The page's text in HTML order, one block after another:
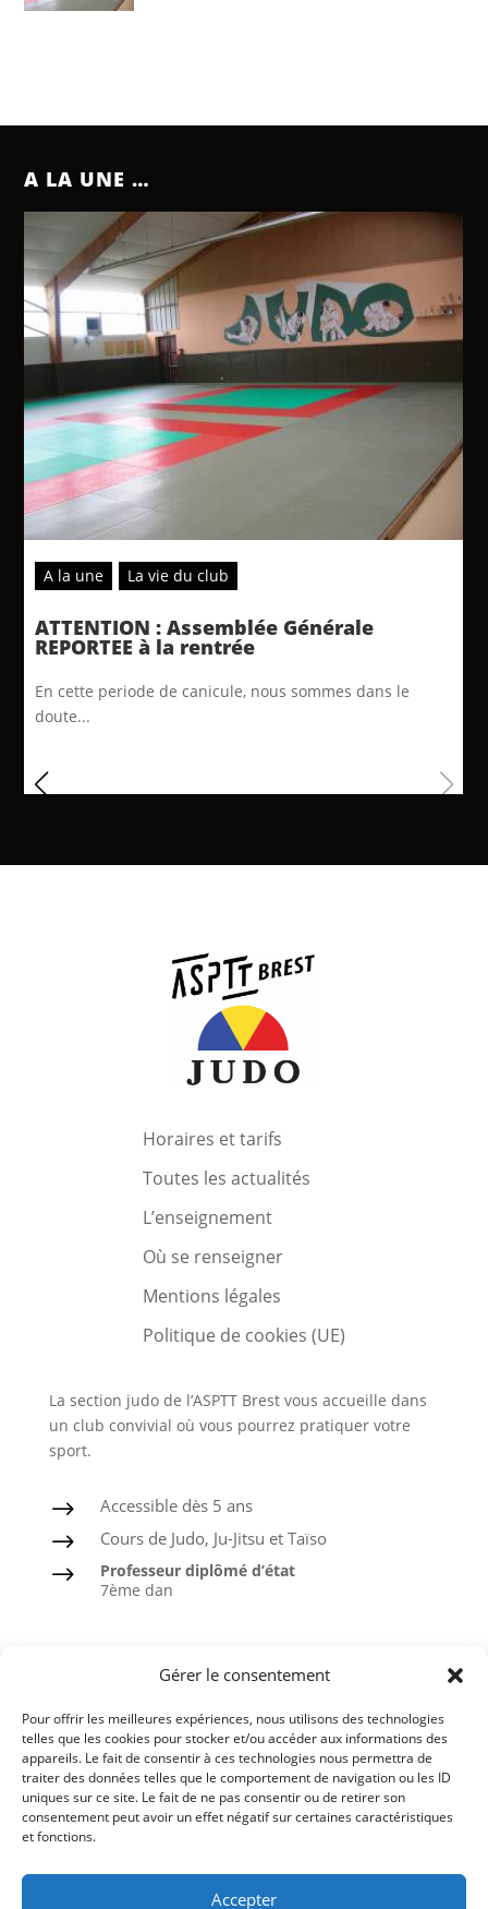
Gérer le consentement
Pour offrir les meilleures expériences, nous utilisons des technologies
telles que les cookies pour stocker et/ou accéder aux informations des
appareils. Le fait de consentir à ces technologies nous permettra de
traiter des données telles que le comportement de navigation ou les ID
uniques sur ce site. Le fait de ne pas consentir ou de retirer son
consentement peut avoir un effet négatif sur certaines caractéristiques
et fonctions.
Accepter
A LA UNE …
A la une La vie du club
ATTENTION : Assemblée Générale
REPORTEE à la rentrée
En cette periode de canicule, nous sommes dans le
doute...
Horaires et tarifs
Toutes les actualités
L’enseignement
Où se renseigner
Mentions légales
Politique de cookies (UE)
La section judo de l’ASPTT Brest vous accueille dans
un club convivial où vous pourrez pratiquer votre
sport.
$ Accessible dès 5 ans
$ Cours de Judo, Ju-Jitsu et Taïso
$
Professeur diplômé d’état
7ème dan
Taïso ou Gymnastique douce
Ceintures noires formées à l’ASPTT
Comité du Finistère de Judo